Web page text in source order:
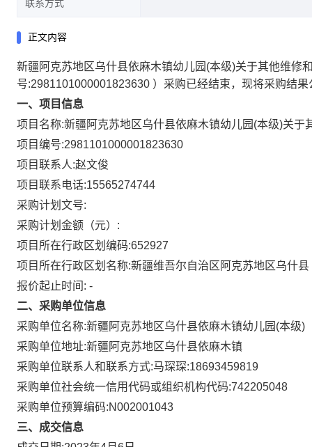
联系方式
正文内容
新疆阿克苏地区乌什县依麻木镇幼儿园(本级)关于其他维修
号:2981101000001823630 ）采购已经结束，现将采购结果
一、项目信息
项目名称:新疆阿克苏地区乌什县依麻木镇幼儿园(本级)关于
项目编号:2981101000001823630
项目联系人:赵文俊
项目联系电话:15565274744
采购计划文号:
采购计划金额（元）:
项目所在行政区划编码:652927
项目所在行政区划名称:新疆维吾尔自治区阿克苏地区乌什县
报价起止时间: -
二、采购单位信息
采购单位名称:新疆阿克苏地区乌什县依麻木镇幼儿园(本级)
采购单位地址:新疆阿克苏地区乌什县依麻木镇
采购单位联系人和联系方式:马琛琛:18693459819
采购单位社会统一信用代码或组织机构代码:742205048
采购单位预算编码:N002001043
三、成交信息